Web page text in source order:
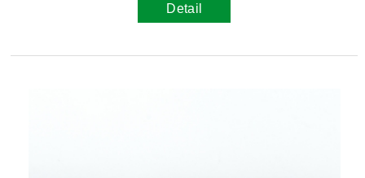
Detail